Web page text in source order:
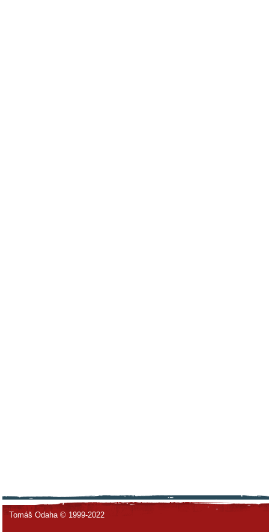
Tomáš Odaha © 1999-2022